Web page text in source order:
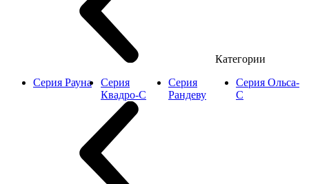
Категории
Серия Рауна
Серия
Квадро-С
Серия
Рандеву
Серия Ольса-
С